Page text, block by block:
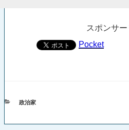
スポンサー
Pocket
カ
政治家